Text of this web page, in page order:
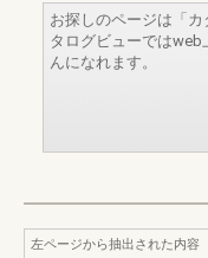
お探しのページは「
タログビューでは
んになれます。
左ページから抽出された内容